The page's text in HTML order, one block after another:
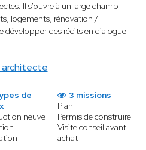
architecte
Il s'ouvre à un large champ
logements, rénovation /
des récits en dialogue
de
neuve
3 missions
Plan
Permis de construire
Visite conseil avant
achat